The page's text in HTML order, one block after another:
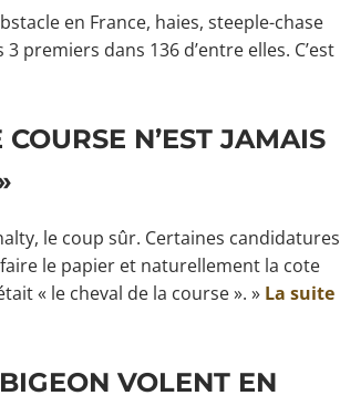
en France, haies, steeple-chase
premiers dans 136 d’entre elles. C’est
N’EST JAMAIS
le coup sûr. Certaines candidatures
le papier et naturellement la cote
« le cheval de la course ». » La suite
VOLENT EN